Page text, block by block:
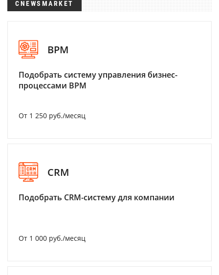
CNEWSMARKET
BPM
Подобрать систему управления бизнес-
процессами BPM
От 1 250 руб./месяц
CRM
Подобрать CRM-систему для компании
От 1 000 руб./месяц